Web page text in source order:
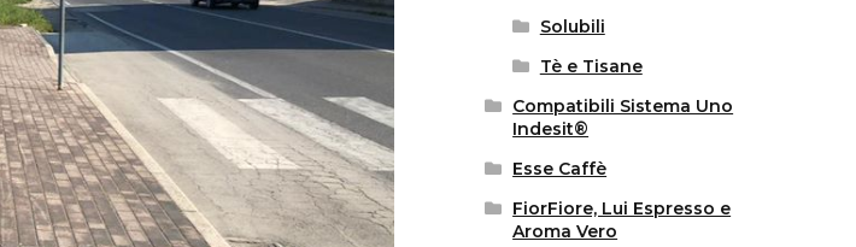
Solubili
Tè e Tisane
Compatibili Sistema Uno
Indesit®
Esse Caffè
FiorFiore, Lui Espresso e
Aroma Vero